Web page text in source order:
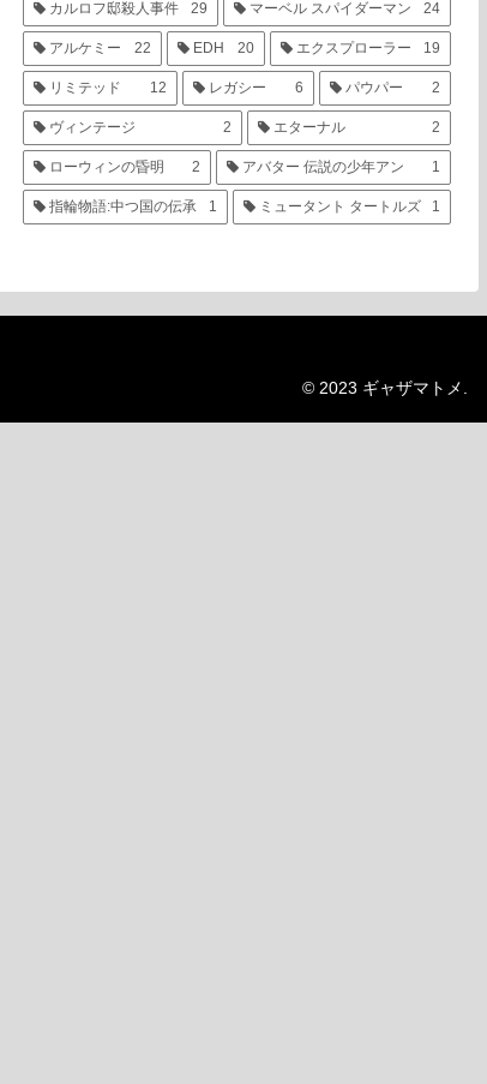
カルロフ邸殺人事件 29 マーベル スパイダーマン 24
アルケミー 22 EDH 20 エクスプローラー 19
リミテッド 12 レガシー 6 パウパー 2
ヴィンテージ 2 エターナル 2
ローウィンの昏明 2 アバター 伝説の少年アン 1
指輪物語:中つ国の伝承 1 ミュータント タートルズ 1
© 2023 ギャザマトメ.